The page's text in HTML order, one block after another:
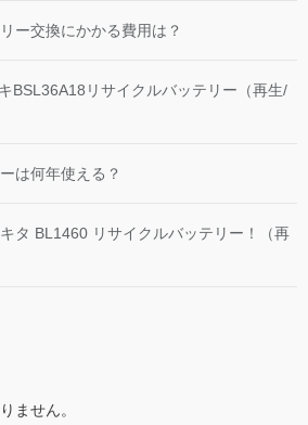
ー交換にかかる費用は？
リサイクルバッテリー（再生/
は何年使える？
タ BL1460 リサイクルバッテリー！（再
ません。